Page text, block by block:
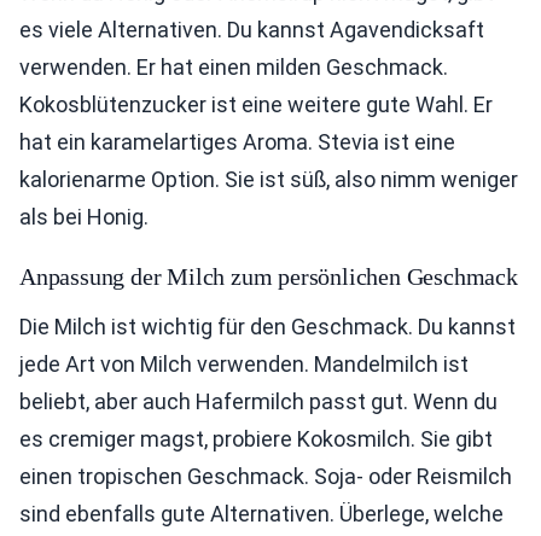
es viele Alternativen. Du kannst Agavendicksaft
verwenden. Er hat einen milden Geschmack.
Kokosblütenzucker ist eine weitere gute Wahl. Er
hat ein karamelartiges Aroma. Stevia ist eine
kalorienarme Option. Sie ist süß, also nimm weniger
als bei Honig.
Anpassung der Milch zum persönlichen Geschmack
Die Milch ist wichtig für den Geschmack. Du kannst
jede Art von Milch verwenden. Mandelmilch ist
beliebt, aber auch Hafermilch passt gut. Wenn du
es cremiger magst, probiere Kokosmilch. Sie gibt
einen tropischen Geschmack. Soja- oder Reismilch
sind ebenfalls gute Alternativen. Überlege, welche